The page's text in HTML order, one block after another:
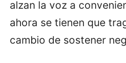
alzan la voz a
ahora se tienen que
cambio de sostener